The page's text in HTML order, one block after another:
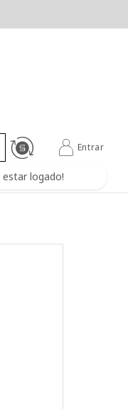
estar logado!
Entrar